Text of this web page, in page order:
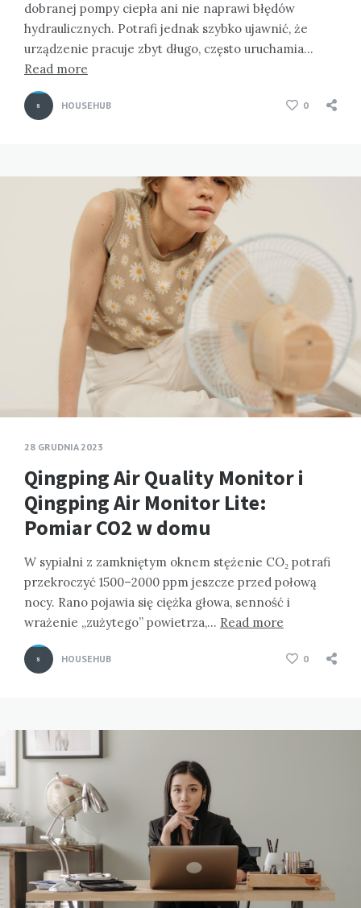
dobranej pompy ciepła ani nie naprawi błędów
hydraulicznych. Potrafi jednak szybko ujawnić, że
urządzenie pracuje zbyt długo, często uruchamia…
Read more
HOUSEHUB 0
28 GRUDNIA 2023
Qingping Air Quality Monitor i
Qingping Air Monitor Lite:
Pomiar CO2 w domu
W sypialni z zamkniętym oknem stężenie CO₂ potrafi
przekroczyć 1500–2000 ppm jeszcze przed połową
nocy. Rano pojawia się ciężka głowa, senność i
wrażenie „zużytego” powietrza,… Read more
HOUSEHUB 0